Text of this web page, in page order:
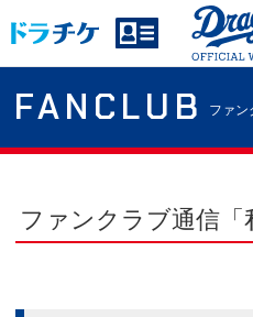
FANCLUB ファン
ファンクラブ通信「